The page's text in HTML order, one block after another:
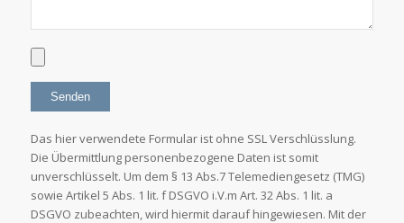
Das hier verwendete Formular ist ohne SSL Verschlüsslung.
Die Übermittlung personenbezogene Daten ist somit
unverschlüsselt. Um dem § 13 Abs.7 Telemediengesetz (TMG)
sowie Artikel 5 Abs. 1 lit. f DSGVO i.V.m Art. 32 Abs. 1 lit. a
DSGVO zubeachten, wird hiermit darauf hingewiesen. Mit der